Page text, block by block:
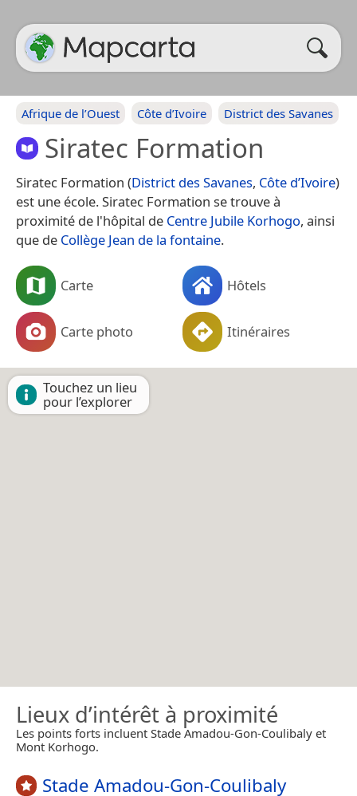
Afrique de l’Ouest Côte d’Ivoire District des Savanes
Siratec Formation
Siratec Formation (District des Savanes, Côte d’Ivoire)
est une école. Siratec Formation se trouve à
proximité de l'hôpital de Centre Jubile Korhogo, ainsi
que de Collège Jean de la fontaine.
Carte Hôtels
Carte photo Itinéraires
Touchez un lieu
pour l’explorer
Lieux d’intérêt à proximité
Les points forts incluent Stade Amadou-Gon-Coulibaly et
Mont Korhogo.
Stade Amadou-Gon-Coulibaly